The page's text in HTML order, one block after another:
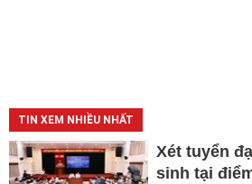
TIN XEM NHIỀU NHẤT
Xét tuyển
sinh tại